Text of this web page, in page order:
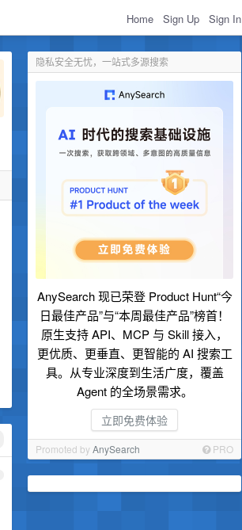
Home Sign Up Sign In
隐私安全无忧，一站式多源搜索
AnySearch 现已荣登 Product Hunt“今
日最佳产品”与“本周最佳产品”榜首！
原生支持 API、MCP 与 Skill 接入，
更优质、更垂直、更智能的 AI 搜索工
具。从专业深度到生活广度，覆盖
Agent 的全场景需求。
立即免费体验
Promoted byAnySearch PRO